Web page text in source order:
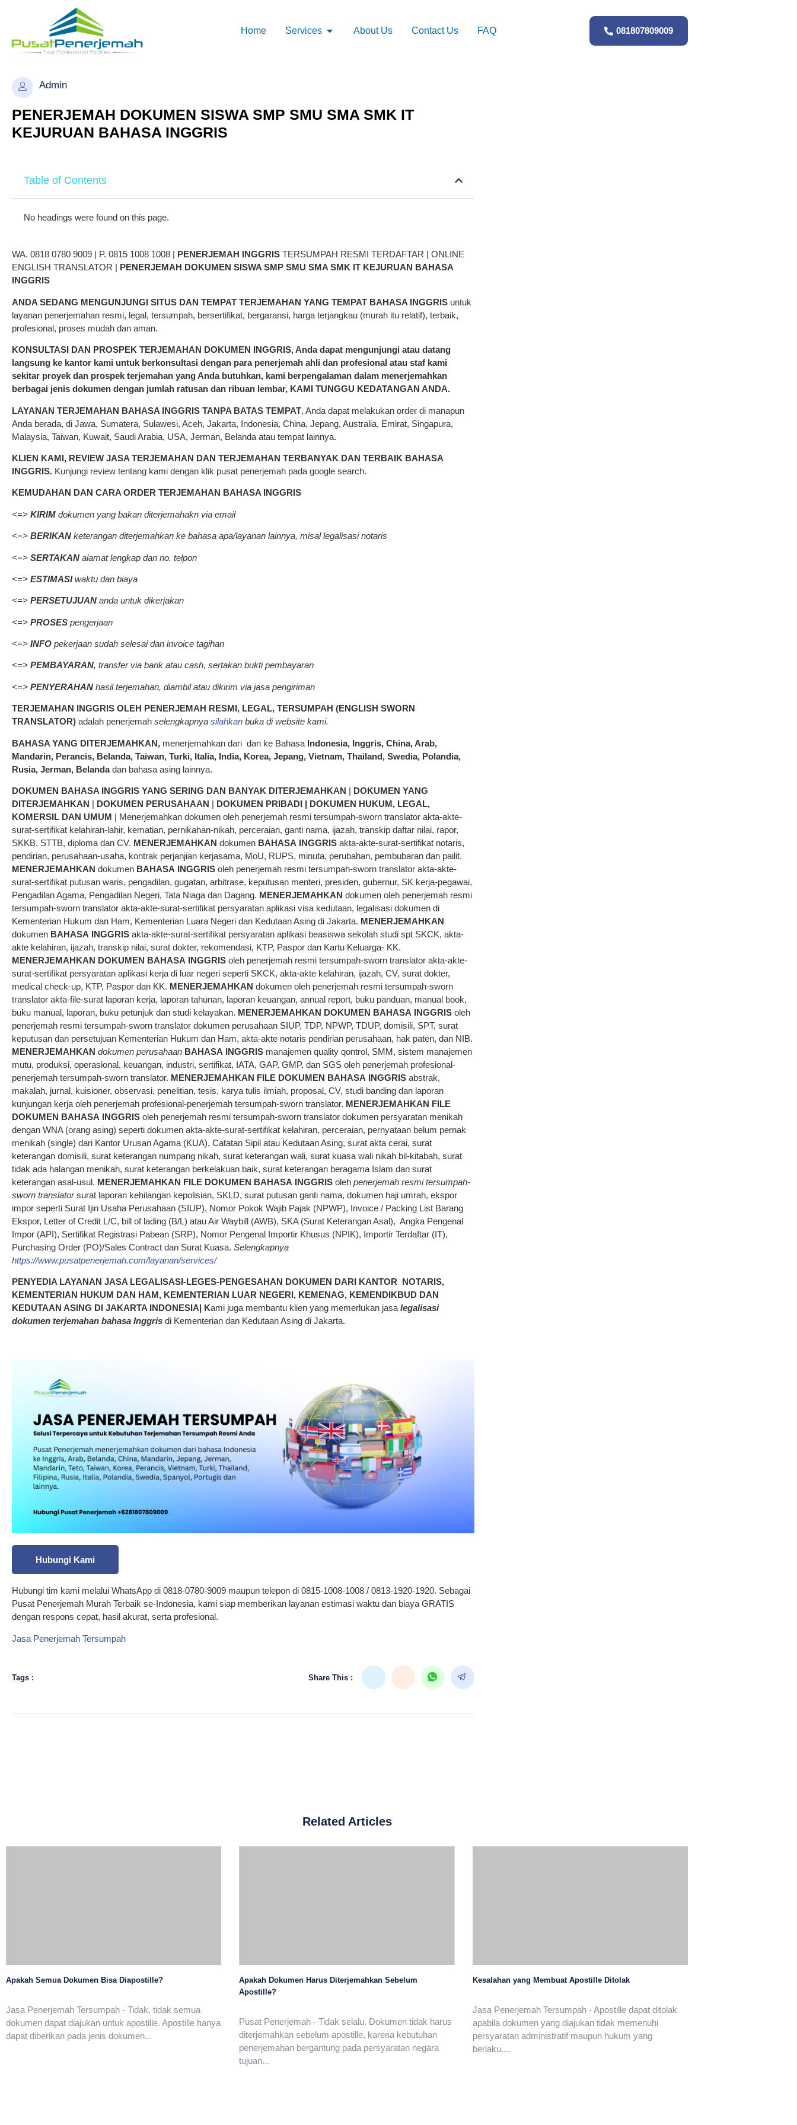
Home Services About Us Contact Us FAQ 081807809009
Admin
PENERJEMAH DOKUMEN SISWA SMP SMU SMA SMK IT
KEJURUAN BAHASA INGGRIS
Table of Contents
No headings were found on this page.
WA. 0818 0780 9009 | P. 0815 1008 1008 | PENERJEMAH INGGRIS TERSUMPAH RESMI TERDAFTAR | ONLINE
ENGLISH TRANSLATOR | PENERJEMAH DOKUMEN SISWA SMP SMU SMA SMK IT KEJURUAN BAHASA
INGGRIS
ANDA SEDANG MENGUNJUNGI SITUS DAN TEMPAT TERJEMAHAN YANG TEMPAT BAHASA INGGRIS untuk
layanan penerjemahan resmi, legal, tersumpah, bersertifikat, bergaransi, harga terjangkau (murah itu relatif), terbaik,
profesional, proses mudah dan aman.
KONSULTASI DAN PROSPEK TERJEMAHAN DOKUMEN INGGRIS,Anda dapat mengunjungi atau datang
langsung ke kantor kami untuk berkonsultasi dengan para penerjemah ahli dan profesional atau staf kami
sekitar proyek dan prospek terjemahan yang Anda butuhkan, kami berpengalaman dalam menerjemahkan
berbagai jenis dokumen dengan jumlah ratusan dan ribuan lembar, KAMI TUNGGU KEDATANGAN ANDA.
LAYANAN TERJEMAHAN BAHASA INGGRIS TANPA BATAS TEMPAT, Anda dapat melakukan order di manapun
Anda berada, di Jawa, Sumatera, Sulawesi, Aceh, Jakarta, Indonesia, China, Jepang, Australia, Emirat, Singapura,
Malaysia, Taiwan, Kuwait, Saudi Arabia, USA, Jerman, Belanda atau tempat lainnya.
KLIEN KAMI, REVIEW JASA TERJEMAHAN DAN TERJEMAHAN TERBANYAK DAN TERBAIK BAHASA
INGGRIS. Kunjungi review tentang kami dengan klik pusat penerjemah pada google search.
KEMUDAHAN DAN CARA ORDER TERJEMAHAN BAHASA INGGRIS
<=> KIRIM dokumen yang bakan diterjemahakn via email
<=> BERIKAN keterangan diterjemahkan ke bahasa apa/layanan lainnya, misal legalisasi notaris
<=> SERTAKAN alamat lengkap dan no. telpon
<=> ESTIMASIwaktu dan biaya
<=> PERSETUJUAN anda untuk dikerjakan
<=> PROSES pengerjaan
<=> INFO pekerjaan sudah selesai dan invoice tagihan
<=> PEMBAYARAN, transfer via bank atau cash, sertakan bukti pembayaran
<=> PENYERAHAN hasil terjemahan, diambil atau dikirim via jasa pengiriman
TERJEMAHAN INGGRIS OLEH PENERJEMAH RESMI, LEGAL, TERSUMPAH (ENGLISH SWORN
TRANSLATOR) adalah penerjemah selengkapnya silahkan buka di website kami.
BAHASA YANG DITERJEMAHKAN, menerjemahkan dari dan ke Bahasa Indonesia, Inggris, China, Arab,
Mandarin, Perancis, Belanda, Taiwan, Turki, Italia, India, Korea, Jepang, Vietnam, Thailand, Swedia, Polandia,
Rusia, Jerman, Belandadan bahasa asing lainnya.
DOKUMEN BAHASA INGGRIS YANG SERING DAN BANYAK DITERJEMAHKAN | DOKUMEN YANG
DITERJEMAHKAN | DOKUMEN PERUSAHAAN | DOKUMEN PRIBADI | DOKUMEN HUKUM, LEGAL,
KOMERSIL DAN UMUM | Menerjemahkan dokumen oleh penerjemah resmi tersumpah-sworn translator akta-akte-
surat-sertifikat kelahiran-lahir, kematian, pernikahan-nikah, perceraian, ganti nama, ijazah, transkip daftar nilai, rapor,
SKKB, STTB, diploma dan CV. MENERJEMAHKAN dokumen BAHASA INGGRIS akta-akte-surat-sertifikat notaris,
pendirian, perusahaan-usaha, kontrak perjanjian kerjasama, MoU, RUPS, minuta, perubahan, pembubaran dan pailit.
MENERJEMAHKAN dokumen BAHASA INGGRIS oleh penerjemah resmi tersumpah-sworn translator akta-akte-
surat-sertifikat putusan waris, pengadilan, gugatan, arbitrase, keputusan menteri, presiden, gubernur, SK kerja-pegawai,
Pengadilan Agama, Pengadilan Negeri, Tata Niaga dan Dagang. MENERJEMAHKAN dokumen oleh penerjemah resmi
tersumpah-sworn translator akta-akte-surat-sertifikat persyaratan aplikasi visa kedutaan, legalisasi dokumen di
Kementerian Hukum dan Ham, Kementerian Luara Negeri dan Kedutaan Asing di Jakarta. MENERJEMAHKAN
dokumen BAHASA INGGRIS akta-akte-surat-sertifikat persyaratan aplikasi beasiswa sekolah studi spt SKCK, akta-
akte kelahiran, ijazah, transkip nilai, surat dokter, rekomendasi, KTP, Paspor dan Kartu Keluarga- KK.
MENERJEMAHKAN DOKUMEN BAHASA INGGRIS oleh penerjemah resmi tersumpah-sworn translator akta-akte-
surat-sertifikat persyaratan aplikasi kerja di luar negeri seperti SKCK, akta-akte kelahiran, ijazah, CV, surat dokter,
medical check-up, KTP, Paspor dan KK. MENERJEMAHKAN dokumen oleh penerjemah resmi tersumpah-sworn
translator akta-file-surat laporan kerja, laporan tahunan, laporan keuangan, annual report, buku panduan, manual book,
buku manual, laporan, buku petunjuk dan studi kelayakan. MENERJEMAHKAN DOKUMEN BAHASA INGGRIS oleh
penerjemah resmi tersumpah-sworn translator dokumen perusahaan SIUP, TDP, NPWP, TDUP, domisili, SPT, surat
keputusan dan persetujuan Kementerian Hukum dan Ham, akta-akte notaris pendirian perusahaan, hak paten, dan NIB.
MENERJEMAHKAN dokumen perusahaan BAHASA INGGRIS manajemen quality qontrol, SMM, sistem manajemen
mutu, produksi, operasional, keuangan, industri, sertifikat, IATA, GAP, GMP, dan SGS oleh penerjemah profesional-
penerjemah tersumpah-sworn translator. MENERJEMAHKAN FILE DOKUMEN BAHASA INGGRIS abstrak,
makalah, jurnal, kuisioner, observasi, penelitian, tesis, karya tulis ilmiah, proposal, CV, studi banding dan laporan
kunjungan kerja oleh penerjemah profesional-penerjemah tersumpah-sworn translator. MENERJEMAHKAN FILE
DOKUMEN BAHASA INGGRIS oleh penerjemah resmi tersumpah-sworn translator dokumen persyaratan menikah
dengan WNA (orang asing) seperti dokumen akta-akte-surat-sertifikat kelahiran, perceraian, pernyataan belum pernak
menikah (single) dari Kantor Urusan Agama (KUA), Catatan Sipil atau Kedutaan Asing, surat akta cerai, surat
keterangan domisili, surat keterangan numpang nikah, surat keterangan wali, surat kuasa wali nikah bil-kitabah, surat
tidak ada halangan menikah, surat keterangan berkelakuan baik, surat keterangan beragama Islam dan surat
keterangan asal-usul. MENERJEMAHKAN FILE DOKUMEN BAHASA INGGRIS oleh penerjemah resmi tersumpah-
sworn translatorsurat laporan kehilangan kepolisian, SKLD, surat putusan ganti nama, dokumen haji umrah, ekspor
impor seperti Surat Ijin Usaha Perusahaan (SIUP), Nomor Pokok Wajib Pajak (NPWP), Invoice / Packing List Barang
Ekspor, Letter of Credit L/C, bill of lading (B/L) atau Air Waybill (AWB), SKA (Surat Keterangan Asal), Angka Pengenal
Impor (API), Sertifikat Registrasi Pabean (SRP), Nomor Pengenal Importir Khusus (NPIK), Importir Terdaftar (IT),
Purchasing Order (PO)/Sales Contract dan Surat Kuasa. Selengkapnya
https://www.pusatpenerjemah.com/layanan/services/
PENYEDIA LAYANAN JASA LEGALISASI-LEGES-PENGESAHAN DOKUMEN DARI KANTOR NOTARIS,
KEMENTERIAN HUKUM DAN HAM, KEMENTERIAN LUAR NEGERI, KEMENAG, KEMENDIKBUD DAN
KEDUTAAN ASING DI JAKARTA INDONESIA| Kami juga membantu klien yang memerlukan jasalegalisasi
dokumen terjemahan bahasa Inggris di Kementerian dan Kedutaan Asing di Jakarta.
Hubungi Kami
Hubungi tim kami melalui WhatsApp di 0818-0780-9009 maupun telepon di 0815-1008-1008 / 0813-1920-1920. Sebagai
Pusat Penerjemah Murah Terbaik se-Indonesia, kami siap memberikan layanan estimasi waktu dan biaya GRATIS
dengan respons cepat, hasil akurat, serta profesional.
Jasa Penerjemah Tersumpah
Tags : Share This :
Related Articles
Apakah Semua Dokumen Bisa Diapostille?
Jasa Penerjemah Tersumpah - Tidak, tidak semua
dokumen dapat diajukan untuk apostille. Apostille hanya
dapat diberikan pada jenis dokumen...
Apakah Dokumen Harus Diterjemahkan Sebelum
Apostille?
Pusat Penerjemah - Tidak selalu. Dokumen tidak harus
diterjemahkan sebelum apostille, karena kebutuhan
penerjemahan bergantung pada persyaratan negara
tujuan...
Kesalahan yang Membuat Apostille Ditolak
Jasa Penerjemah Tersumpah - Apostille dapat ditolak
apabila dokumen yang diajukan tidak memenuhi
persyaratan administratif maupun hukum yang
berlaku....